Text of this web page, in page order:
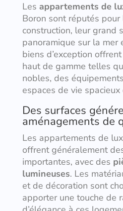
Les appartements de
Boron sont réputés
construction, leur grand
panoramique sur la mer
biens d’exception
haut de gamme telles
nobles, des
espaces de vie
Des surfaces
aménagements de
Les appartements de
offrent généralement
importantes, avec des
lumineuses. Les
et de décoration sont
apporter une touche de